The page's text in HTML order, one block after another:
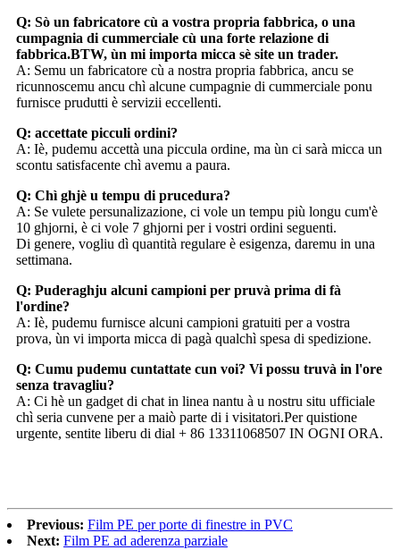
Q: Sò un fabricatore cù a vostra propria fabbrica, o una
cumpagnia di cummerciale cù una forte relazione di
fabbrica.BTW, ùn mi importa micca sè site un trader.
A: Semu un fabricatore cù a nostra propria fabbrica, ancu se
ricunnoscemu ancu chì alcune cumpagnie di cummerciale ponu
furnisce prudutti è servizii eccellenti.
Q: accettate picculi ordini?
A: Iè, pudemu accettà una piccula ordine, ma ùn ci sarà micca un
scontu satisfacente chì avemu a paura.
Q: Chì ghjè u tempu di prucedura?
A: Se vulete persunalizazione, ci vole un tempu più longu cum'è
10 ghjorni, è ci vole 7 ghjorni per i vostri ordini seguenti.
Di genere, vogliu dì quantità regulare è esigenza, daremu in una
settimana.
Q: Puderaghju alcuni campioni per pruvà prima di fà
l'ordine?
A: Iè, pudemu furnisce alcuni campioni gratuiti per a vostra
prova, ùn vi importa micca di pagà qualchì spesa di spedizione.
Q: Cumu pudemu cuntattate cun voi? Vi possu truvà in l'ore
senza travagliu?
A: Ci hè un gadget di chat in linea nantu à u nostru situ ufficiale
chì seria cunvene per a maiò parte di i visitatori.Per quistione
urgente, sentite liberu di dial + 86 13311068507 IN OGNI ORA.
Previous: Film PE per porte di finestre in PVC
Next: Film PE ad aderenza parziale